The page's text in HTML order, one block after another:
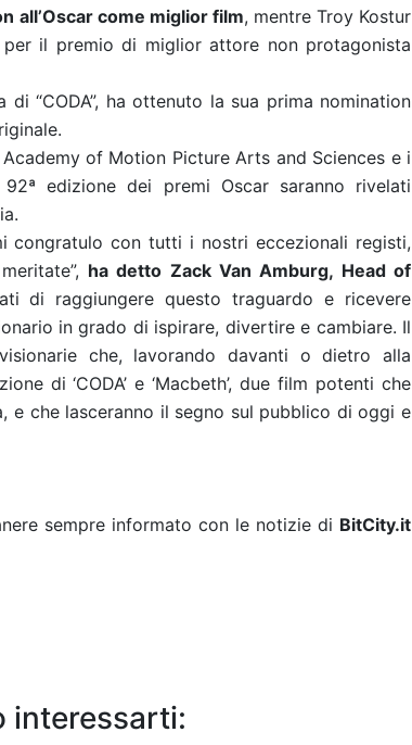
all’Oscar come miglior film, mentre Troy Kostur
il premio di miglior attore non protagonista
“CODA”, ha ottenuto la sua prima nomination
of Motion Picture Arts and Sciences e i
edizione dei premi Oscar saranno rivelati
congratulo con tutti i nostri eccezionali registi,
ha detto Zack Van Amburg, Head of
di raggiungere questo traguardo e ricevere
in grado di ispirare, divertire e cambiare. Il
che, lavorando davanti o dietro alla
di ‘CODA’ e ‘Macbeth’, due film potenti che
e che lasceranno il segno sul pubblico di oggi e
sempre informato con le notizie di BitCity.it
interessarti: